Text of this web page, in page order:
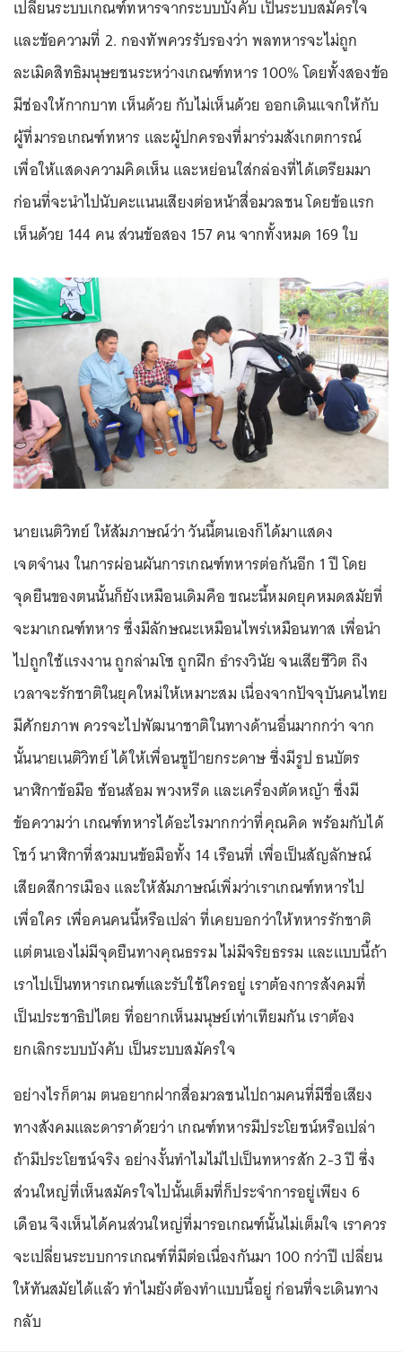
เปลี่ยนระบบเกณฑ์ทหารจากระบบบังคับ เป็นระบบสมัครใจ
และข้อความที่ 2. กองทัพควรรับรองว่า พลทหารจะไม่ถูก
ละเมิดสิทธิมนุษยชนระหว่างเกณฑ์ทหาร 100% โดยทั้งสองข้อ
มีช่องให้กากบาท เห็นด้วย กับไม่เห็นด้วย ออกเดินแจกให้กับ
ผู้ที่มารอเกณฑ์ทหาร และผู้ปกครองที่มาร่วมสังเกตการณ์
เพื่อให้แสดงความคิดเห็น และหย่อนใส่กล่องที่ได้เตรียมมา
ก่อนที่จะนำไปนับคะแนนเสียงต่อหน้าสื่อมวลชน โดยข้อแรก
เห็นด้วย 144 คน ส่วนข้อสอง 157 คน จากทั้งหมด 169 ใบ
นายเนติวิทย์ ให้สัมภาษณ์ว่า วันนี้ตนเองก็ได้มาแสดง
เจตจำนง ในการผ่อนผันการเกณฑ์ทหารต่อกันอีก 1 ปี โดย
จุดยืนของตนนั้นก็ยังเหมือนเดิมคือ ขณะนี้หมดยุคหมดสมัยที่
จะมาเกณฑ์ทหาร ซึ่งมีลักษณะเหมือนไพร่เหมือนทาส เพื่อนำ
ไปถูกใช้แรงงาน ถูกล่ามโซ ถูกฝึก ธำรงวินัย จนเสียชีวิต ถึง
เวลาจะรักชาติในยุคใหม่ให้เหมาะสม เนื่องจากปัจจุบันคนไทย
มีศักยภาพ ควรจะไปพัฒนาชาติในทางด้านอื่นมากกว่า จาก
นั้นนายเนติวิทย์ ได้ให้เพื่อนชูป้ายกระดาษ ซึ่งมีรูป ธนบัตร
นาฬิกาข้อมือ ช้อนส้อม พวงหรีด และเครื่องตัดหญ้า ซึ่งมี
ข้อความว่า เกณฑ์ทหารได้อะไรมากกว่าที่คุณคิด พร้อมกับได้
โชว์ นาฬิกาที่สวมบนข้อมือทั้ง 14 เรือนที่ เพื่อเป็นสัญลักษณ์
เสียดสีการเมือง และให้สัมภาษณ์เพิ่มว่าเราเกณฑ์ทหารไป
เพื่อใคร เพื่อคนคนนี้หรือเปล่า ที่เคยบอกว่าให้ทหารรักชาติ
แต่ตนเองไม่มีจุดยืนทางคุณธรรม ไม่มีจริยธรรม และแบบนี้ถ้า
เราไปเป็นทหารเกณฑ์และรับใช้ใครอยู่ เราต้องการสังคมที่
เป็นประชาธิปไตย ที่อยากเห็นมนุษย์เท่าเทียมกัน เราต้อง
ยกเลิกระบบบังคับ เป็นระบบสมัครใจ
อย่างไรก็ตาม ตนอยากฝากสื่อมวลชนไปถามคนที่มีชื่อเสียง
ทางสังคมและดาราด้วยว่า เกณฑ์ทหารมีประโยชน์หรือเปล่า
ถ้ามีประโยชน์จริง อย่างงั้นทำไมไม่ไปเป็นทหารสัก 2-3 ปี ซึ่ง
ส่วนใหญ่ที่เห็นสมัครใจไปนั้นเต็มที่ก็ประจำการอยู่เพียง 6
เดือน จึงเห็นได้คนส่วนใหญ่ที่มารอเกณฑ์นั้นไม่เต็มใจ เราควร
จะเปลี่ยนระบบการเกณฑ์ที่มีต่อเนื่องกันมา 100 กว่าปี เปลี่ยน
ให้ทันสมัยได้แล้ว ทำไมยังต้องทำแบบนี้อยู่ ก่อนที่จะเดินทาง
กลับ